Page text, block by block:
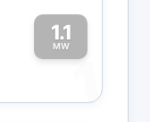
1.1
MW
1